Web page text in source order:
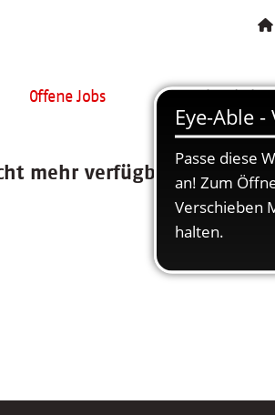
Offene Jobs AWO als
mehr verfügbar.